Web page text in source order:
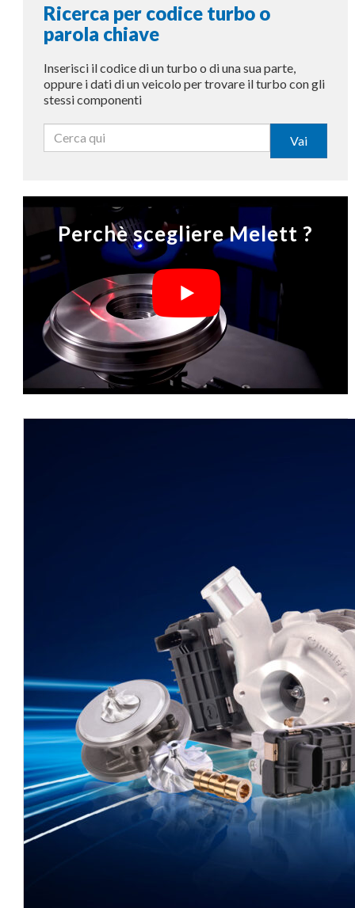
Ricerca per codice turbo o
parola chiave
Inserisci il codice di un turbo o di una sua parte,
oppure i dati di un veicolo per trovare il turbo con gli
stessi componenti
Vai
Perchè scegliere Melett ?